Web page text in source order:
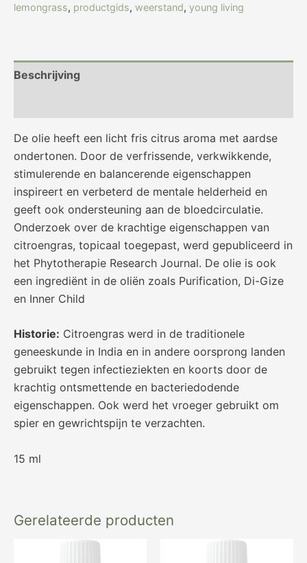
lemongrass, productgids, weerstand, young living
Beschrijving
De olie heeft een licht fris citrus aroma met aardse
ondertonen. Door de verfrissende, verkwikkende,
stimulerende en balancerende eigenschappen
inspireert en verbeterd de mentale helderheid en
geeft ook ondersteuning aan de bloedcirculatie.
Onderzoek over de krachtige eigenschappen van
citroengras, topicaal toegepast, werd gepubliceerd in
het Phytotherapie Research Journal. De olie is ook
een ingrediënt in de oliën zoals Purification, Di-Gize
en Inner Child
Historie: Citroengras werd in de traditionele
geneeskunde in India en in andere oorsprong landen
gebruikt tegen infectieziekten en koorts door de
krachtig ontsmettende en bacteriedodende
eigenschappen. Ook werd het vroeger gebruikt om
spier en gewrichtspijn te verzachten.
15 ml
Gerelateerde producten